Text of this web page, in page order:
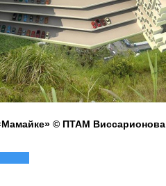
© ПТАМ Виссарионова